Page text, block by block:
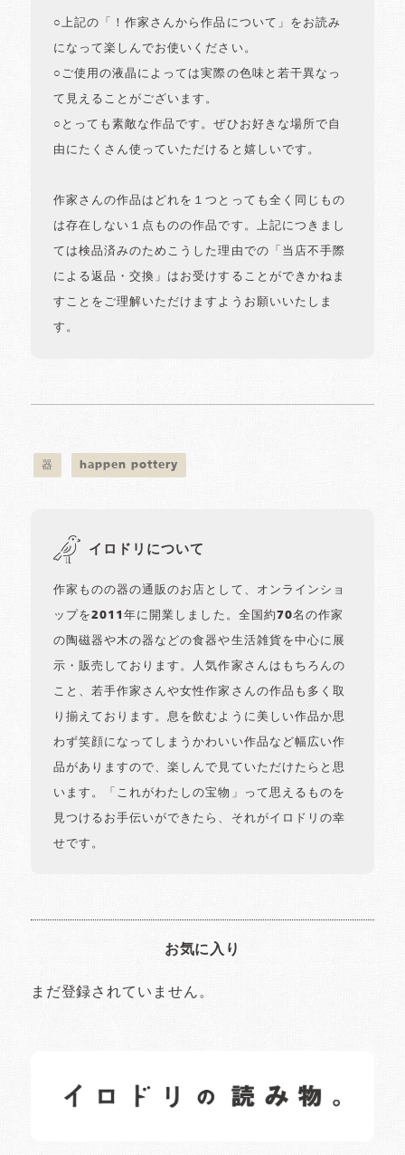
○上記の「！作家さんから作品について」をお読み
になって楽しんでお使いください。
○ご使用の液晶によっては実際の色味と若干異なっ
て見えることがございます。
○とっても素敵な作品です。ぜひお好きな場所で自
由にたくさん使っていただけると嬉しいです。
作家さんの作品はどれを１つとっても全く同じもの
は存在しない１点ものの作品です。上記につきまし
ては検品済みのためこうした理由での「当店不手際
による返品・交換」はお受けすることができかねま
すことをご理解いただけますようお願いいたしま
す。
器 happen pottery
イロドリについて
作家ものの器の通販のお店として、オンラインショ
ップを2011年に開業しました。全国約70名の作家
の陶磁器や木の器などの食器や生活雑貨を中心に展
示・販売しております。人気作家さんはもちろんの
こと、若手作家さんや女性作家さんの作品も多く取
り揃えております。息を飲むように美しい作品か思
わず笑顔になってしまうかわいい作品など幅広い作
品がありますので、楽しんで見ていただけたらと思
います。「これがわたしの宝物」って思えるものを
見つけるお手伝いができたら、それがイロドリの幸
せです。
お気に入り
まだ登録されていません。
日常の様子など随時更新中です。